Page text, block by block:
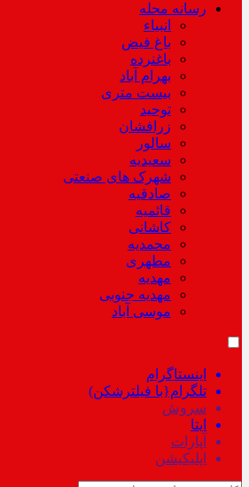
رسانه محله
انبیاء
باغ فیض
باغنرده
بهرام آباد
بیست متری
توحید
زرافشان
سالور
سعیدیه
شهرک های صنعتی
صادقیه
قائمیه
کاشانی
محمدیه
مطهری
مهدیه
مهدیه جنوبی
موسی آباد
اینستاگرام
تلگرام{با فیلترشکن)
سروش
ایتا
آپارات
اپلیکیشن